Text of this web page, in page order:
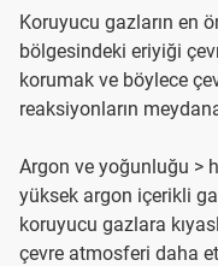
Koruyucu gazların en
bölgesindeki eriyiği
korumak ve böylece
reaksiyonların
Argon ve yoğunluğu >
yüksek argon içerikli
koruyucu gazlara
çevre atmosferi daha